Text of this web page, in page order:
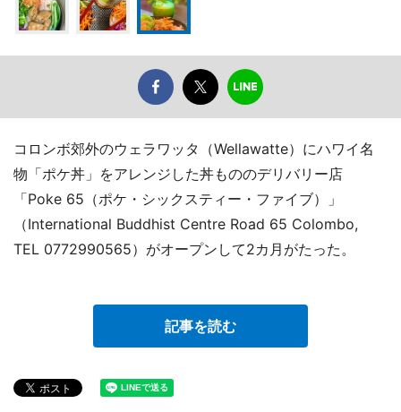
コロンボ郊外のウェラワッタ（Wellawatte）にハワイ名
物「ポケ丼」をアレンジした丼もののデリバリー店
「Poke 65（ポケ・シックスティー・ファイブ）」
（International Buddhist Centre Road 65 Colombo,
TEL 0772990565）がオープンして2カ月がたった。
記事を読む